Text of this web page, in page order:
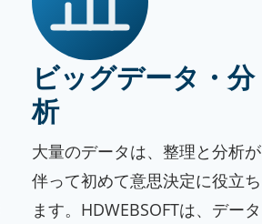
ビッグデータ・分
析
大量のデータは、整理と分析が
伴って初めて意思決定に役立ち
ます。HDWEBSOFTは、データ